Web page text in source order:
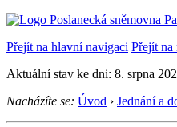
Přejít na hlavní navigaci Přejít na
Aktuální stav ke dni: 8. srpna
Nacházíte se: Úvod › Jednání a